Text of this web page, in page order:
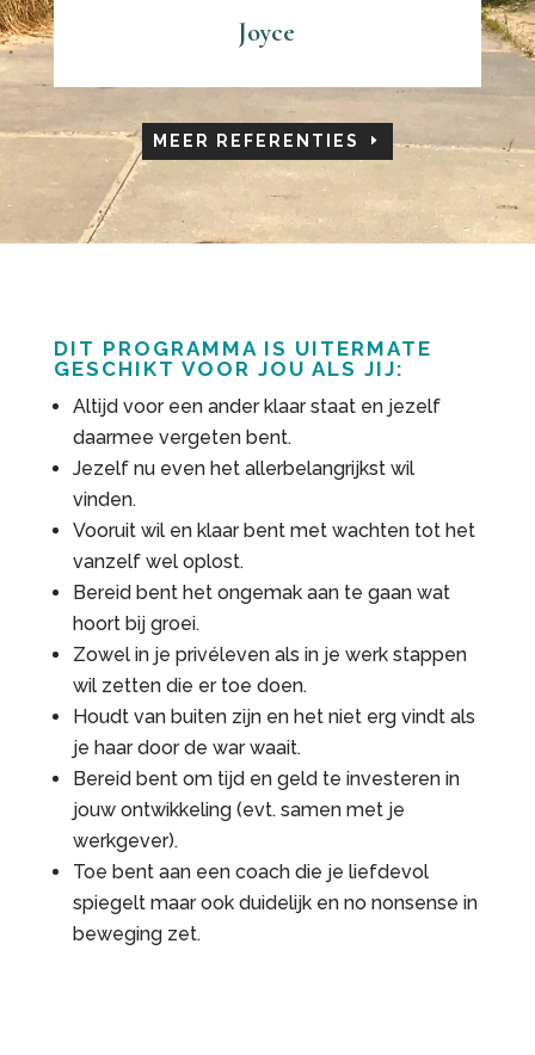
Joyce
MEER REFERENTIES
DIT PROGRAMMA IS UITERMATE
GESCHIKT VOOR JOU ALS JIJ:
Altijd voor een ander klaar staat en jezelf
daarmee vergeten bent.
Jezelf nu even het allerbelangrijkst wil
vinden.
Vooruit wil en klaar bent met wachten tot het
vanzelf wel oplost.
Bereid bent het ongemak aan te gaan wat
hoort bij groei.
Zowel in je privéleven als in je werk stappen
wil zetten die er toe doen.
Houdt van buiten zijn en het niet erg vindt als
je haar door de war waait.
Bereid bent om tijd en geld te investeren in
jouw ontwikkeling (evt. samen met je
werkgever).
Toe bent aan een coach die je liefdevol
spiegelt maar ook duidelijk en no nonsense in
beweging zet.